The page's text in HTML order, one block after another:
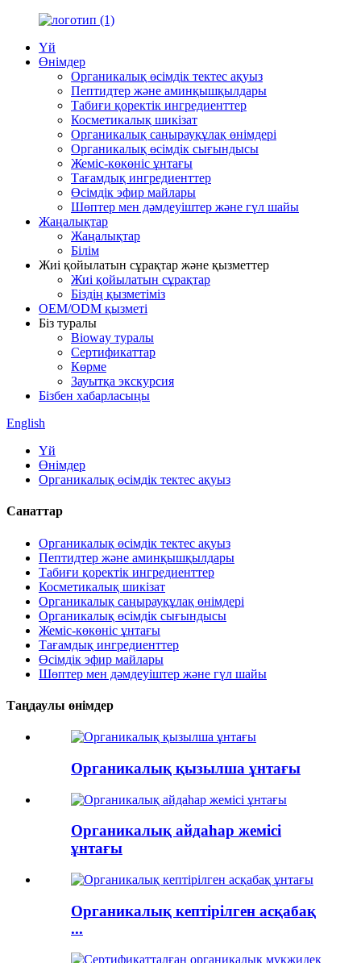
Үй
Өнімдер
Органикалық өсімдік тектес ақуыз
Пептидтер және аминқышқылдары
Табиғи қоректік ингредиенттер
Косметикалық шикізат
Органикалық саңырауқұлақ өнімдері
Органикалық өсімдік сығындысы
Жеміс-көкөніс ұнтағы
Тағамдық ингредиенттер
Өсімдік эфир майлары
Шөптер мен дәмдеуіштер және гүл шайы
Жаңалықтар
Жаңалықтар
Білім
Жиі қойылатын сұрақтар және қызметтер
Жиі қойылатын сұрақтар
Біздің қызметіміз
OEM/ODM қызметі
Біз туралы
Bioway туралы
Сертификаттар
Көрме
Зауытқа экскурсия
Бізбен хабарласыңы
English
Үй
Өнімдер
Органикалық өсімдік тектес ақуыз
Санаттар
Органикалық өсімдік тектес ақуыз
Пептидтер және аминқышқылдары
Табиғи қоректік ингредиенттер
Косметикалық шикізат
Органикалық саңырауқұлақ өнімдері
Органикалық өсімдік сығындысы
Жеміс-көкөніс ұнтағы
Тағамдық ингредиенттер
Өсімдік эфир майлары
Шөптер мен дәмдеуіштер және гүл шайы
Таңдаулы өнімдер
Органикалық қызылша ұнтағы
Органикалық айдаһар жемісі
ұнтағы
Органикалық кептірілген асқабақ
...